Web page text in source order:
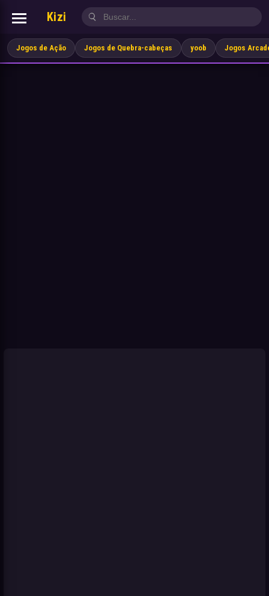
Kizi
Jogos de Ação Jogos de Quebra-cabeças yoob Jogos